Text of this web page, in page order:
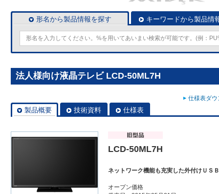
形名から製品情報を探す キーワードから製品情
法人様向け液晶テレビ LCD-50ML7H
仕様表ダ
製品概要 技術資料 仕様表
LCD-50ML7H
ネットワーク機能も充実した外付けＵＳ
オープン価格